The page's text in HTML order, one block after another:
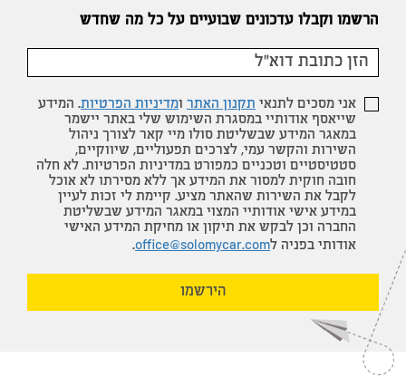
הרשמו וקבלו עדכונים שבועיים על כל מה שחדש
אני מסכים לתנאי תקנון האתר ומדיניות הפרטיות. המידע
שייאסף אודותיי במסגרת השימוש שלי באתר יישמר
במאגר המידע שבשליטת סולו מיי קאר לצורך ניהול
השירות והקשר עמי, לצרכים תפעוליים, שיווקיים,
סטטיסטיים וטכניים כמפורט במדיניות הפרטיות. לא חלה
חובה חוקית למסור את המידע אך ללא מסירתו לא אוכל
לקבל את השירות שהאתר מציע. קיימת לי זכות לעיין
במידע אישי אודותיי המצוי במאגר המידע שבשליטת
החברה וכן לבקש את תיקון או מחיקת המידע האישי
אודותי בפניה לoffice@solomycar.com
.
הירשמו